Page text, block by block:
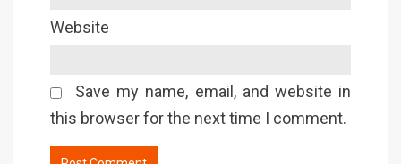
Website
Save my name, email, and website in
this browser for the next time I comment.